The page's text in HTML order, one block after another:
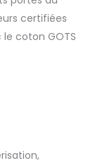
certifiées
coton GOTS